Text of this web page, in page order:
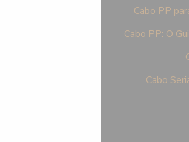
Cabo PP
Cabo PP: O
Cabo